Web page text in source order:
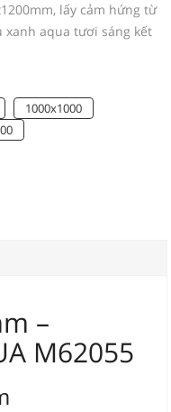
lấy cảm hứng từ
xanh aqua tươi sáng kết
1000x1000
–
M62055